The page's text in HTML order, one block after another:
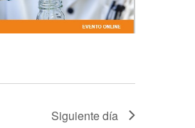
Siguiente día